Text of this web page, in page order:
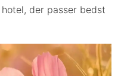
der passer bedst